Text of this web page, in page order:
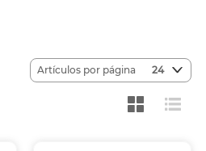
Artículos por página 24